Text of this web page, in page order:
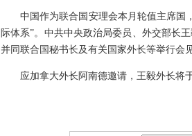
中国作为联合国安理会本月轮值主席国
际体系”。中共中央政治局委员、外交部长
并同联合国秘书长及有关国家外长等举行会见
应加拿大外长阿南德邀请，王毅外长将